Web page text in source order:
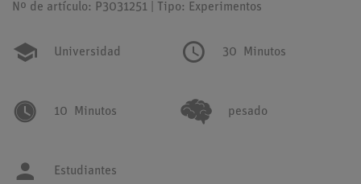
Nº de artículo: P3031251 | Tipo: Experimentos
Universidad 30 Minutos
10 Minutos pesado
Estudiantes